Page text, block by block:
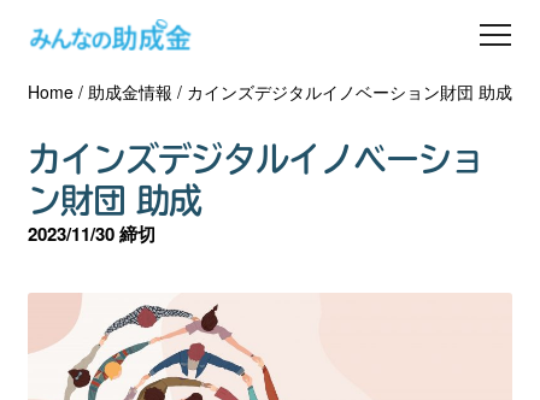
助成金を探す
士業の方へ
助成金コラム
専門家一覧
ダウンロード
Home/ 助成金情報 / カインズデジタルイノベーション財団 助成
カインズデジタルイノベーショ
ン財団 助成
2023/11/30 締切